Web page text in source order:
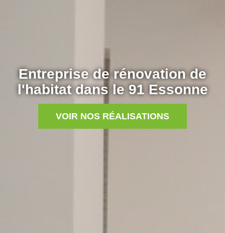
Entreprise de rénovation de
l'habitat dans le 91 Essonne
VOIR NOS RÉALISATIONS